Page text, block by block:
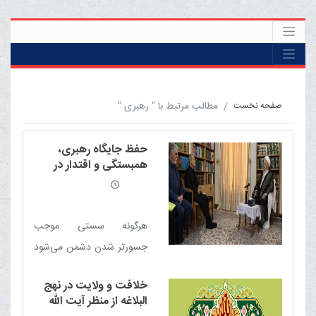
صفحه نخست مطالب مرتبط با " رهبری "
حفظ جایگاه رهبری،
همبستگی و اقتدار در
برابر دشمن، ضروری است
هرگونه سستی موجب
جسورتر شدن دشمن می‌شود
سوی مسئولان نشان داده
شود، دشمنان ضعیف‌تر
خلافت و ولایت در نهج
البلاغه از منظر آیت الله